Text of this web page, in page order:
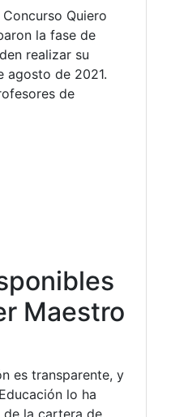
Quiero
la fase de
realizar su
agosto de 2021.
de
Maestro
es transparente, y
lo ha
la cartera de